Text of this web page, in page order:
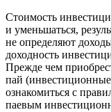
Стоимость
и уменьшаться,
не определяют
доходность
Прежде чем
пай
ознакомиться с
паевым